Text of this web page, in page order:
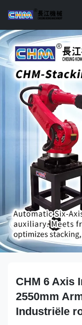
CHM 6 Axis
2550mm
Industriële